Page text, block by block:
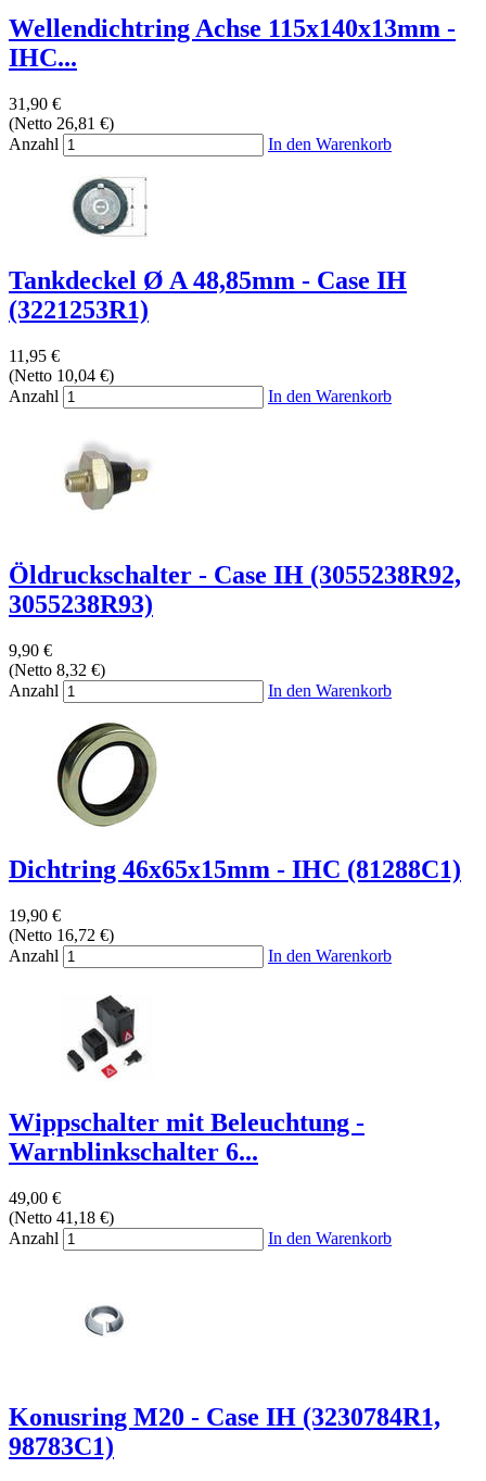
Wellendichtring Achse 115x140x13mm -
IHC...
31,90 €
(Netto 26,81 €)
Anzahl
In den Warenkorb
Tankdeckel Ø A 48,85mm - Case IH
(3221253R1)
11,95 €
(Netto 10,04 €)
Anzahl
In den Warenkorb
Öldruckschalter - Case IH (3055238R92,
3055238R93)
9,90 €
(Netto 8,32 €)
Anzahl
In den Warenkorb
Dichtring 46x65x15mm - IHC (81288C1)
19,90 €
(Netto 16,72 €)
Anzahl
In den Warenkorb
Wippschalter mit Beleuchtung -
Warnblinkschalter 6...
49,00 €
(Netto 41,18 €)
Anzahl
In den Warenkorb
Konusring M20 - Case IH (3230784R1,
98783C1)